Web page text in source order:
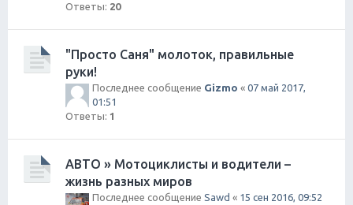
Ответы: 20
"Просто Саня" молоток, правильные
руки!
Последнее сообщение Gizmo « 07 май 2017,
01:51
Ответы: 1
АВТО » Мотоциклисты и водители –
жизнь разных миров
Последнее сообщение Sawd « 15 сен 2016, 09:52